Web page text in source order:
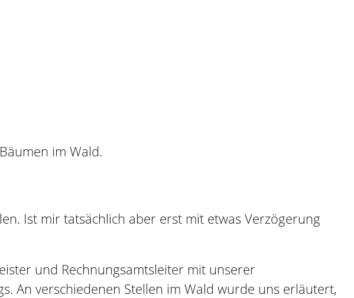
Ist mir tatsächlich aber erst mit etwas Verzögerung
und Rechnungsamtsleiter mit unserer
An verschiedenen Stellen im Wald wurde uns erläutert,